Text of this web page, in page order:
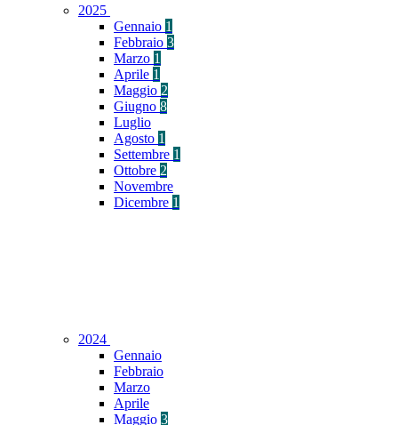
2025
Gennaio 1
Febbraio 3
Marzo 1
Aprile 1
Maggio 2
Giugno 8
Luglio
Agosto 1
Settembre 1
Ottobre 2
Novembre
Dicembre 1
2024
Gennaio
Febbraio
Marzo
Aprile
Maggio 3